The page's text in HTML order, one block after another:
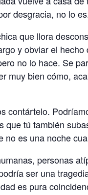
desgracia, no lo
que llora
y obviar el hecho
no lo hace. Se
muy bien cómo,
contártelo.
que tú también
no es una noche
personas
ser una
es pura